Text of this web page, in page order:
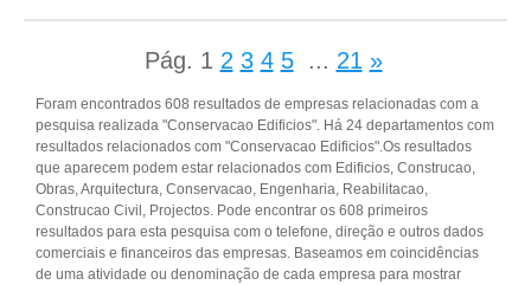
Pág. 1 2 3 4 5 ... 21 »
Foram encontrados 608 resultados de empresas relacionadas com a
pesquisa realizada "Conservacao Edificios". Há 24 departamentos com
resultados relacionados com "Conservacao Edificios".Os resultados
que aparecem podem estar relacionados com Edificios, Construcao,
Obras, Arquitectura, Conservacao, Engenharia, Reabilitacao,
Construcao Civil, Projectos. Pode encontrar os 608 primeiros
resultados para esta pesquisa com o telefone, direção e outros dados
comerciais e financeiros das empresas. Baseamos em coincidências
de uma atividade ou denominação de cada empresa para mostrar